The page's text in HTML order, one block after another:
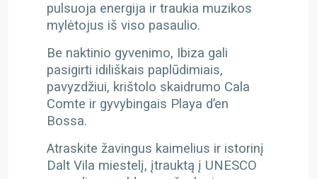
pulsuoja energija ir traukia muzikos
mylėtojus iš viso pasaulio.
Be naktinio gyvenimo, Ibiza gali
pasigirti idiliškais paplūdimiais,
pavyzdžiui, krištolo skaidrumo Cala
Comte ir gyvybingais Playa d’en
Bossa.
Atraskite žavingus kaimelius ir istorinį
Dalt Vila miestelį, įtrauktą į UNESCO